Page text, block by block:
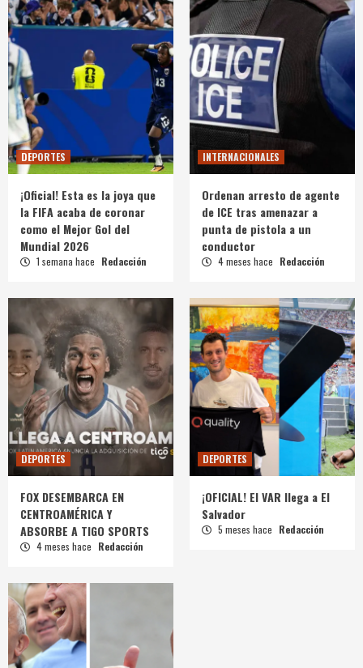
DEPORTES
¡Oficial! Esta es la joya que
la FIFA acaba de coronar
como el Mejor Gol del
Mundial 2026
1 semana hace Redacción
INTERNACIONALES
Ordenan arresto de agente
de ICE tras amenazar a
punta de pistola a un
conductor
4 meses hace Redacción
DEPORTES
FOX DESEMBARCA EN
CENTROAMÉRICA Y
ABSORBE A TIGO SPORTS
4 meses hace Redacción
DEPORTES
¡OFICIAL! El VAR llega a El
Salvador
5 meses hace Redacción